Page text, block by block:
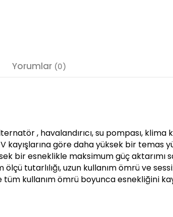
Yorumlar (0)
, havalandırıcı, su pompası, klima
kayışlarına göre daha yüksek bir temas
bir esneklikle maksimum güç aktarımı
tutarlılığı, uzun kullanım ömrü ve
kullanım ömrü boyunca esnekliğini